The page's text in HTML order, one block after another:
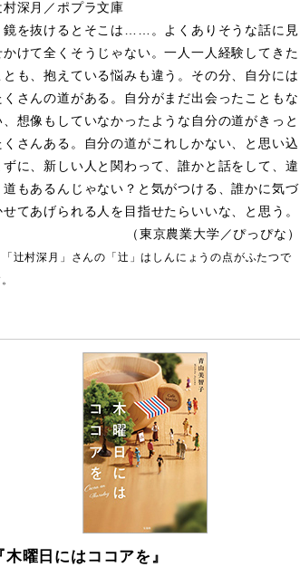
村深月／ポプラ文庫
を抜けるとそこは……。よくありそうな話に見
かけて全くそうじゃない。一人一人経験してきた
とも、抱えている悩みも違う。その分、自分には
くさんの道がある。自分がまだ出会ったこともな
、想像もしていなかったような自分の道がきっと
くさんある。自分の道がこれしかない、と思い込
ずに、新しい人と関わって、誰かと話をして、違
道もあるんじゃない？と気がつける、誰かに気づ
せてあげられる人を目指せたらいいな、と思う。
（東京農業大学／ぴっぴな）
辻村深月」さんの「辻」はしんにょうの点がふたつで
木曜日にはココアを』